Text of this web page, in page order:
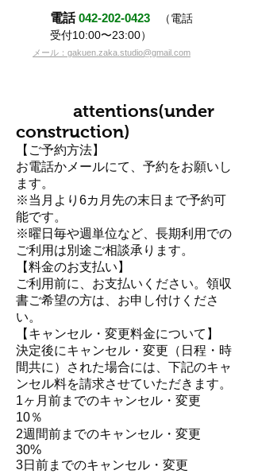
電話042-202-0423
（電話
受付10:00〜23:00）
メール：gakuen.zaka.studio@gmail.com
attentions(under
construction)
【ご予約方法】
お電話かメールにて、予約をお願いし
ます。
※当月より6カ月先の末日まで予約可
能です。
※曜日毎や週単位など、長期利用での
ご利用は別途ご相談承ります。
【料金のお支払い】
ご利用前に、お支払いください。領収
書ご希望の方は、お申し付けくださ
い。
【キャンセル・変更料金について】
決定後にキャンセル・変更（日程・時
間共に）された場合には、下記のキャ
ンセル料を請求させていただきます。
1ヶ月前までのキャンセル・変更
10％
2週間前までのキャンセル・変更
30%
3日前までのキャンセル・変更